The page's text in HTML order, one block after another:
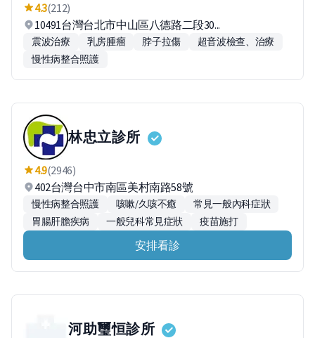
4.3(212)
10491台灣台北市中山區八德路二段30...
震波治療 乳房腫瘤 脖子拉傷
超音波檢查、治療
慢性病整合照護
林忠立診所
4.9(2946)
402台灣台中市南區美村南路58號
慢性病整合照護 咳嗽/久咳不癒
常見一般內科症狀
胃腸肝膽疾病
一般兒科常見症狀 疫苗施打
安排看診
河助璽恒診所